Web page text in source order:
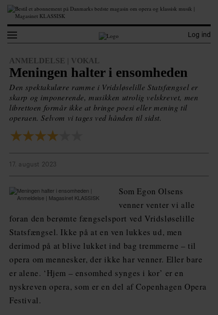
Log ind
ANMELDELSE | VOKAL
Meningen halter i ensomheden
Den spektakulære ramme i Vridsløselille Statsfængsel er
skarp og imponerende, musikken utrolig velskrevet, men
librettoen formår ikke at bringe poesi eller mening til
operaen. Selvom vi tages ved hånden til sidst.
★★★★★★
17. august 2023
Som Egon Olsens
venner venter vi alle
foran den berømte fængselsport ved Vridsløselille
Statsfængsel. Ikke på at en ven lukkes ud, men
derimod på at blive lukket ind bag tremmerne – til
opera om mennesker, der ikke har venner. Eller bare
er alene. ‘Hjem – ensomhed synges i kor’ er en
nyskreven opera, som er en del af Copenhagen Opera
Festival.